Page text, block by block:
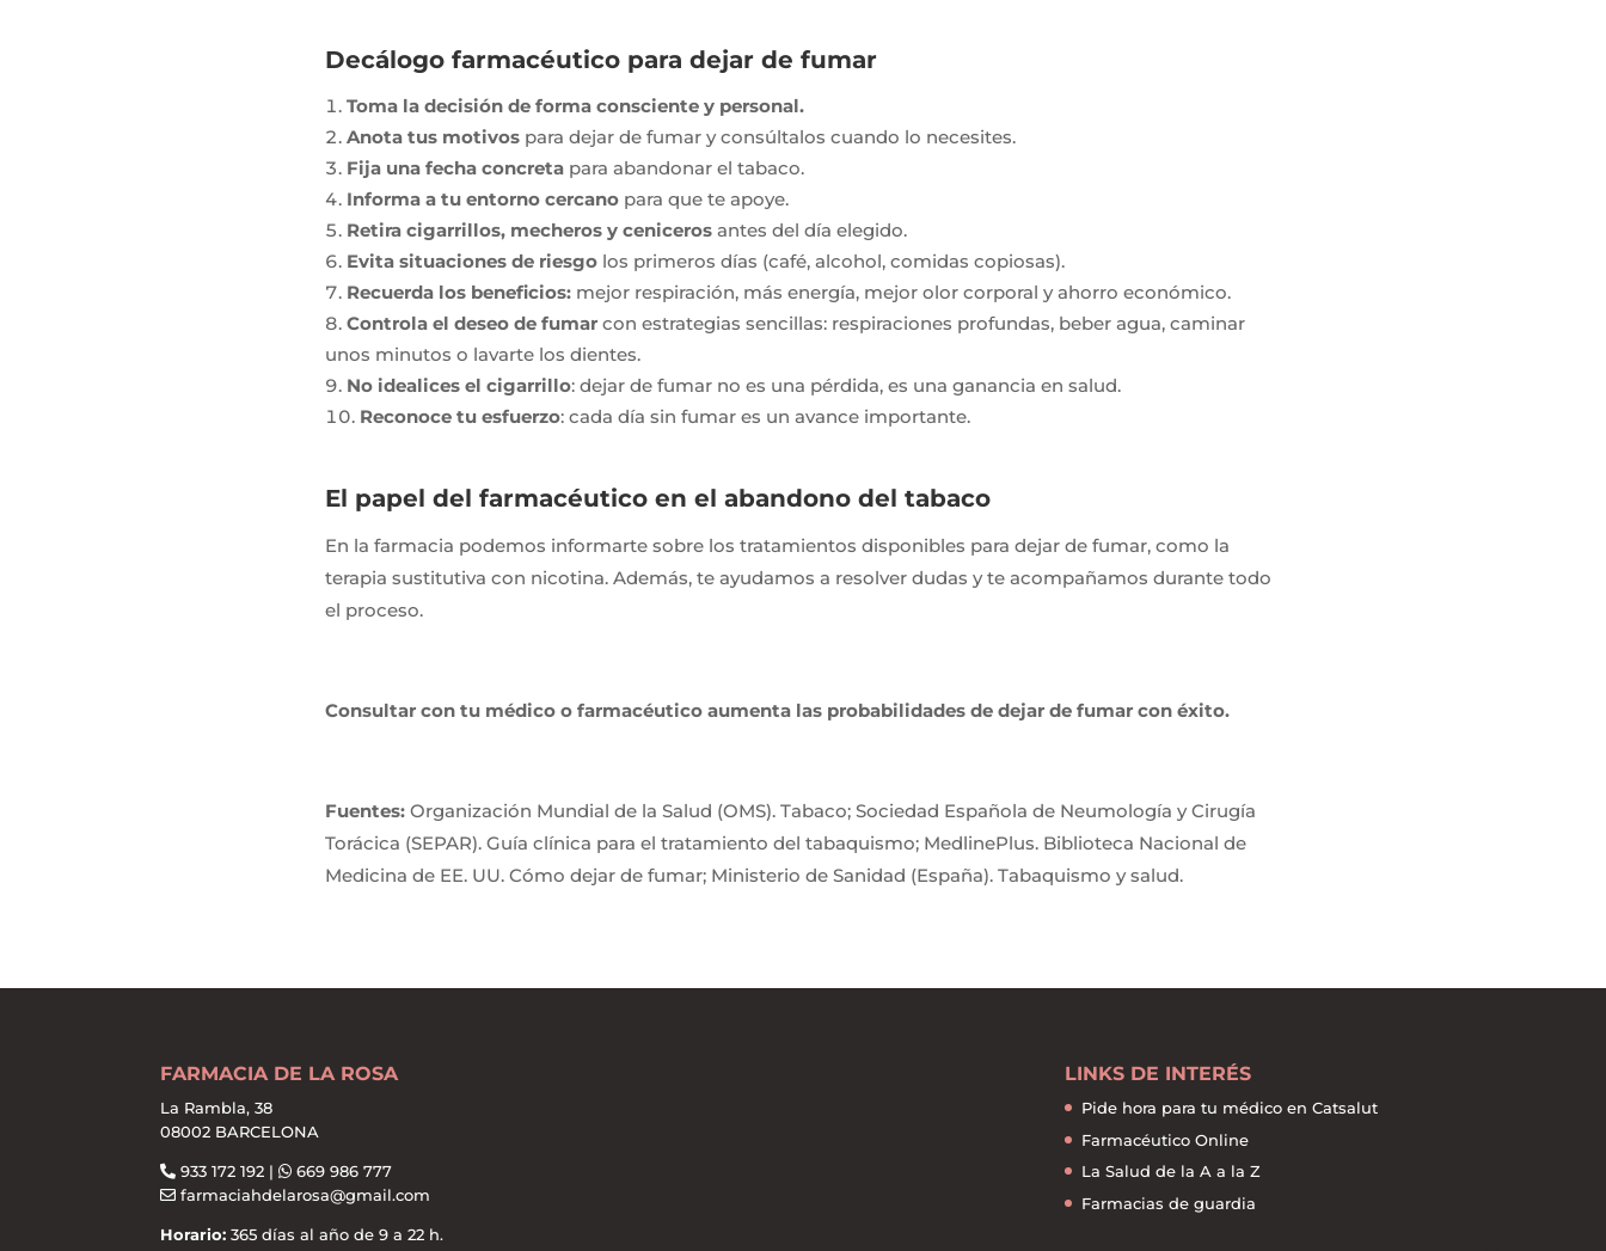
Decálogo farmacéutico para dejar de fumar
Toma la decisión de forma consciente y personal.
Anota tus motivos para dejar de fumar y consúltalos cuando lo necesites.
Fija una fecha concreta para abandonar el tabaco.
Informa a tu entorno cercano para que te apoye.
Retira cigarrillos, mecheros y ceniceros antes del día elegido.
Evita situaciones de riesgo los primeros días (café, alcohol, comidas copiosas).
Recuerda los beneficios: mejor respiración, más energía, mejor olor corporal y ahorro económico.
Controla el deseo de fumar con estrategias sencillas: respiraciones profundas, beber agua, caminar
unos minutos o lavarte los dientes.
No idealices el cigarrillo: dejar de fumar no es una pérdida, es una ganancia en salud.
Reconoce tu esfuerzo: cada día sin fumar es un avance importante.
El papel del farmacéutico en el abandono del tabaco
En la farmacia podemos informarte sobre los tratamientos disponibles para dejar de fumar, como la
terapia sustitutiva con nicotina. Además, te ayudamos a resolver dudas y te acompañamos durante todo
el proceso.
Consultar con tu médico o farmacéutico aumenta las probabilidades de dejar de fumar con éxito.
Fuentes: Organización Mundial de la Salud (OMS). Tabaco; Sociedad Española de Neumología y Cirugía
Torácica (SEPAR). Guía clínica para el tratamiento del tabaquismo; MedlinePlus. Biblioteca Nacional de
Medicina de EE. UU. Cómo dejar de fumar; Ministerio de Sanidad (España). Tabaquismo y salud.
FARMACIA DE LA ROSA
La Rambla, 38
08002 BARCELONA
933 172 192 |
669 986 777
farmaciahdelarosa@gmail.com
Horario: 365 días al año de 9 a 22 h.
LINKS DE INTERÉS
Pide hora para tu médico en Catsalut
Farmacéutico Online
La Salud de la A a la Z
Farmacias de guardia